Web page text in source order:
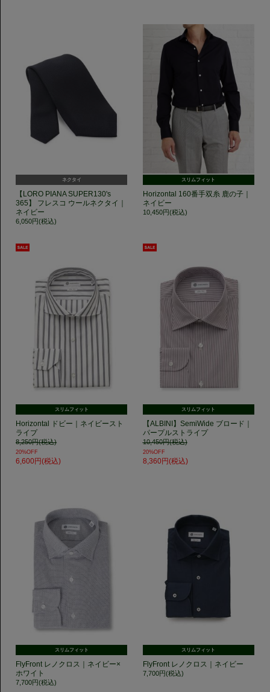
ネクタイ
【LORO PIANA SUPER130's
365】 フレスコ ウールネクタイ｜
ネイビー
6,050円(税込)
スリムフィット
Horizontal 160番手双糸 鹿の子｜
ネイビー
10,450円(税込)
スリムフィット
Horizontal ドビー｜ネイビースト
ライプ
8,250円(税込)
20%OFF
6,600円(税込)
スリムフィット
【ALBINI】SemiWide ブロード｜
パープルストライプ
10,450円(税込)
20%OFF
8,360円(税込)
スリムフィット
FlyFront レノクロス｜ネイビー×
ホワイト
7,700円(税込)
スリムフィット
FlyFront レノクロス｜ネイビー
7,700円(税込)